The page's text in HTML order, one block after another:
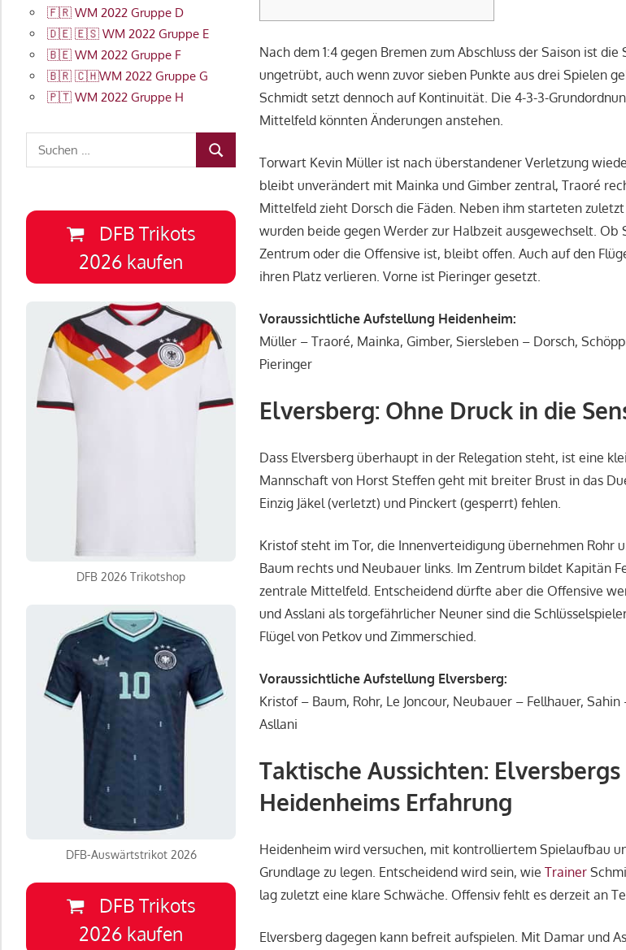
Nach dem 1:4 gegen Bremen zum Abschluss der Saison ist
ungetrübt, auch wenn zuvor sieben Punkte aus drei Spielen
Schmidt setzt dennoch auf Kontinuität. Die 4-3-3-
Mittelfeld könnten Änderungen anstehen.
Torwart Kevin Müller ist nach überstandener Verletzung
bleibt unverändert mit Mainka und Gimber zentral, Traoré
Mittelfeld zieht Dorsch die Fäden. Neben ihm starteten
wurden beide gegen Werder zur Halbzeit ausgewechselt. Ob
Zentrum oder die Offensive ist, bleibt offen. Auch auf den
ihren Platz verlieren. Vorne ist Pieringer gesetzt.
Voraussichtliche Aufstellung Heidenheim:
Müller – Traoré, Mainka, Gimber, Siersleben – Dorsch,
Pieringer
Elversberg: Ohne Druck in die
Dass Elversberg überhaupt in der Relegation steht, ist eine
Mannschaft von Horst Steffen geht mit breiter Brust in das
Einzig Jäkel (verletzt) und Pinckert (gesperrt) fehlen.
Kristof steht im Tor, die Innenverteidigung übernehmen Rohr
Baum rechts und Neubauer links. Im Zentrum bildet Kapitän
zentrale Mittelfeld. Entscheidend dürfte aber die Offensive
und Asslani als torgefährlicher Neuner sind die
Flügel von Petkov und Zimmerschied.
Voraussichtliche Aufstellung Elversberg:
Kristof – Baum, Rohr, Le Joncour, Neubauer – Fellhauer,
Asllani
Taktische Aussichten:
Heidenheims Erfahrung
Heidenheim wird versuchen, mit kontrolliertem Spielaufbau
Grundlage zu legen. Entscheidend wird sein, wieTrainer
lag zuletzt eine klare Schwäche. Offensiv fehlt es derzeit an
Elversberg dagegen kann befreit aufspielen. Mit Damar und
🇫🇷 WM 2022 Gruppe D
🇩🇪 🇪🇸 WM 2022 Gruppe E
🇧🇪 WM 2022 Gruppe F
🇧🇷 🇨🇭WM 2022 Gruppe G
🇵🇹 WM 2022 Gruppe H
Suchen
nach:
SUCHEN
DFB Trikots
2026 kaufen
DFB 2026 Trikotshop
DFB-Auswärtstrikot 2026
DFB Trikots
2026 kaufen